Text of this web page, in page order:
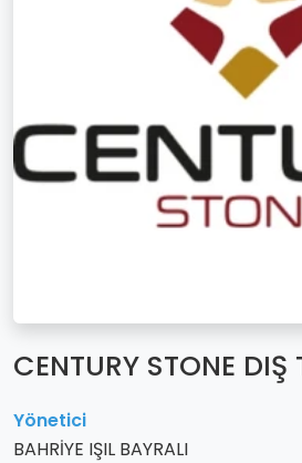
CENTURY STONE DIŞ
Yönetici
BAHRİYE IŞIL BAYRALI